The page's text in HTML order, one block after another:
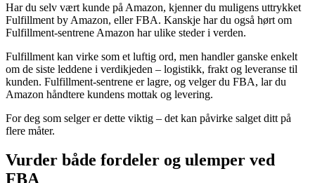
Har du selv vært kunde på Amazon, kjenner du muligens uttrykket
Fulfillment by Amazon, eller FBA. Kanskje har du også hørt om
Fulfillment-sentrene Amazon har ulike steder i verden.
Fulfillment kan virke som et luftig ord, men handler ganske enkelt
om de siste leddene i verdikjeden – logistikk, frakt og leveranse til
kunden. Fulfillment-sentrene er lagre, og velger du FBA, lar du
Amazon håndtere kundens mottak og levering.
For deg som selger er dette viktig – det kan påvirke salget ditt på
flere måter.
Vurder både fordeler og ulemper ved
FBA